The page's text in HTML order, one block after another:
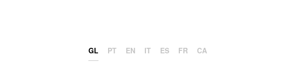
GL PT EN IT ES FR CA